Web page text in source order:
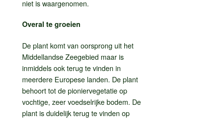
niet is waargenomen.
Overal te groeien
De plant komt van oorsprong uit het
Middellandse Zeegebied maar is
inmiddels ook terug te vinden in
meerdere Europese landen. De plant
behoort tot de pioniervegetatie op
vochtige, zeer voedselrijke bodem. De
plant is duidelijk terug te vinden op